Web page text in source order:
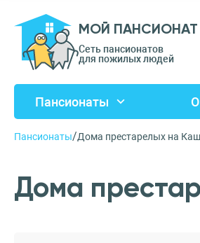
МОЙ ПАНСИОНАТ
Сеть пансионатов
для пожилых людей
Пансионаты
Пансионаты/Дома престарелых на
Дома